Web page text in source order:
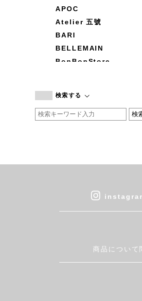
APOC
Atelier 五號
BARI
BELLEMAIN
BonBonStore
by basics
CATWORTH
cohan
DEAN & DELUCA
Fatima Morocco
検索する
商品について